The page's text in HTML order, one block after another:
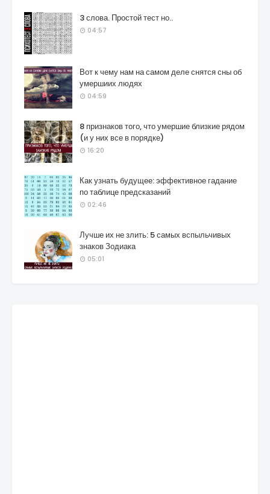
3 слова. Простой тест но..
04:57
Вот к чему нам на самом деле снятся сны об
умершиих людях
04:59
8 признаков того, что умершие близкие рядом
(и у них все в порядке)
16:20
Как узнать будущее: эффективное гадание
по таблице предсказаний
02:46
Лучше их не злить: 5 самых вспыльчивых
знаков Зодиака
05:01